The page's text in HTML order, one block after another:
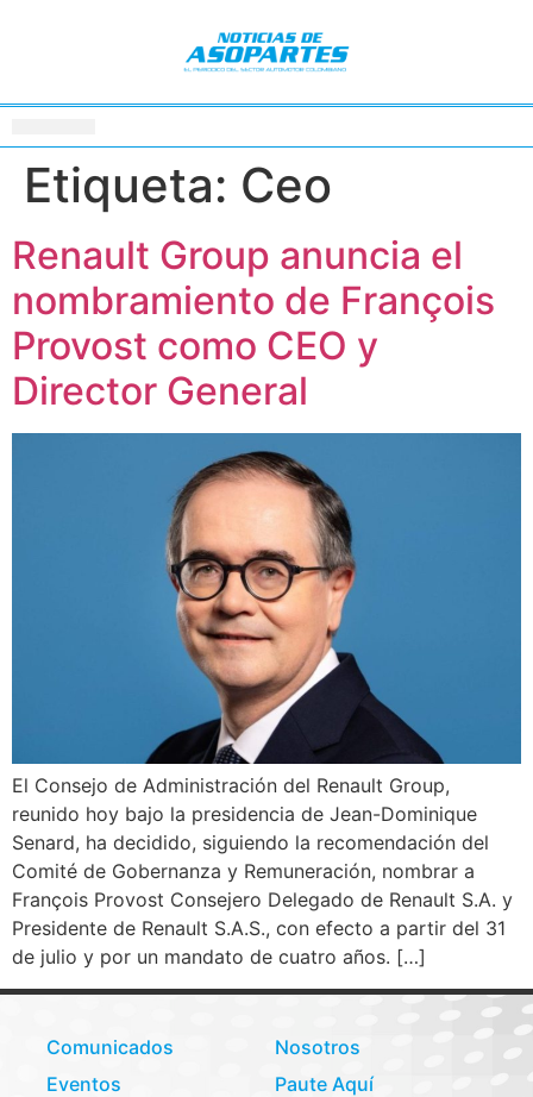
Etiqueta: Ceo
Renault Group anuncia el
nombramiento de François
Provost como CEO y
Director General
El Consejo de Administración del Renault Group,
reunido hoy bajo la presidencia de Jean-Dominique
Senard, ha decidido, siguiendo la recomendación del
Comité de Gobernanza y Remuneración, nombrar a
François Provost Consejero Delegado de Renault S.A. y
Presidente de Renault S.A.S., con efecto a partir del 31
de julio y por un mandato de cuatro años. […]
Comunicados
Eventos
Nosotros
Paute Aquí